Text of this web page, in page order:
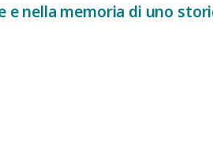
e nella memoria di uno